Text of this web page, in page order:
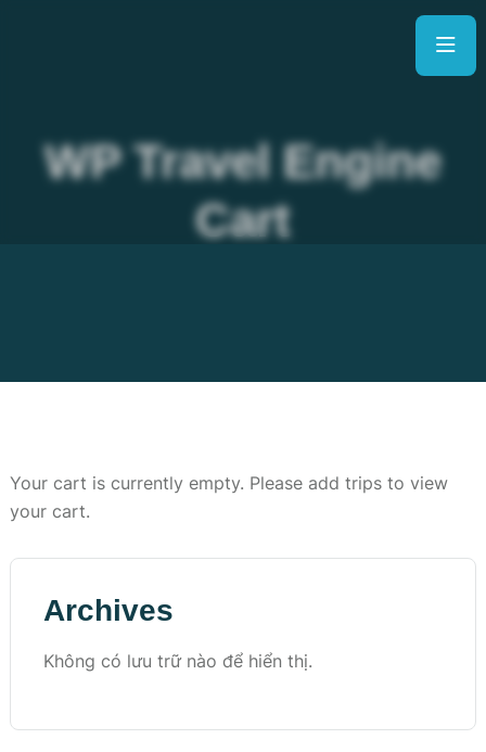
WP Travel Engine
Cart
Your cart is currently empty. Please add trips to view
your cart.
Archives
Không có lưu trữ nào để hiển thị.